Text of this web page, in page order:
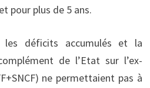
pour plus de 5 ans.
déficits accumulés et la
de l’Etat sur l’ex-
ne permettaient pas à